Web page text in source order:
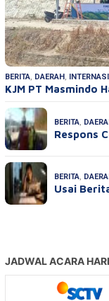
BERITA, DAERAH ,
KJM PT Masmindo
BERITA,
Respons
BERITA,
Usai